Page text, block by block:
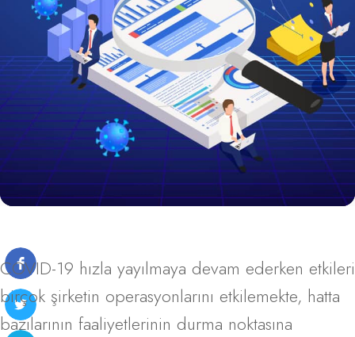
COVID-19 hızla yayılmaya devam ederken etkileri
birçok şirketin operasyonlarını etkilemekte, hatta
bazılarının faaliyetlerinin durma noktasına